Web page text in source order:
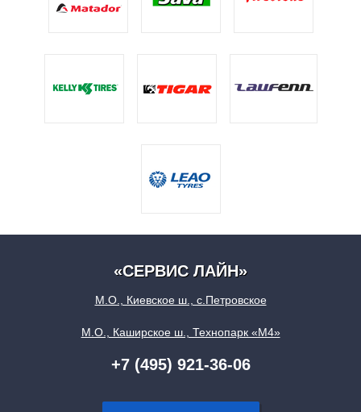
«СЕРВИС ЛАЙН»
М.О., Киевское ш., с.Петровское
М.О., Каширское ш., Технопарк «М4»
+7 (495) 921-36-06